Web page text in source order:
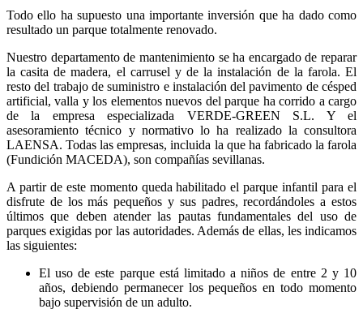
Todo ello ha supuesto una importante inversión que ha dado como
resultado un parque totalmente renovado.
Nuestro departamento de mantenimiento se ha encargado de reparar
la casita de madera, el carrusel y de la instalación de la farola. El
resto del trabajo de suministro e instalación del pavimento de césped
artificial, valla y los elementos nuevos del parque ha corrido a cargo
de la empresa especializada VERDE-GREEN S.L. Y el
asesoramiento técnico y normativo lo ha realizado la consultora
LAENSA. Todas las empresas, incluida la que ha fabricado la farola
(Fundición MACEDA), son compañías sevillanas.
A partir de este momento queda habilitado el parque infantil para el
disfrute de los más pequeños y sus padres, recordándoles a estos
últimos que deben atender las pautas fundamentales del uso de
parques exigidas por las autoridades. Además de ellas, les indicamos
las siguientes:
El uso de este parque está limitado a niños de entre 2 y 10
años, debiendo permanecer los pequeños en todo momento
bajo supervisión de un adulto.